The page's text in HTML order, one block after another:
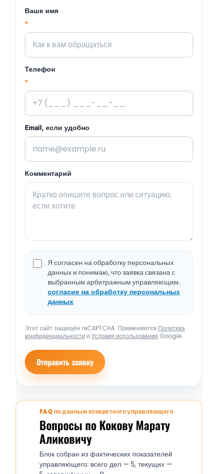
Ваше имя
*
Телефон
*
Email, если удобно
Комментарий
Я согласен на обработку персональных
данных и понимаю, что заявка связана с
выбранным арбитражным управляющим.
согласие на обработку персональных
данных
Этот сайт защищён reCAPTCHA. Применяются Политика
конфиденциальности и Условия использования Google.
Отправить заявку
FAQ по данным конкретного управляющего
Вопросы по Кокову Марату
Аликовичу
Блок собран из фактических показателей
управляющего: всего дел — 5, текущих —